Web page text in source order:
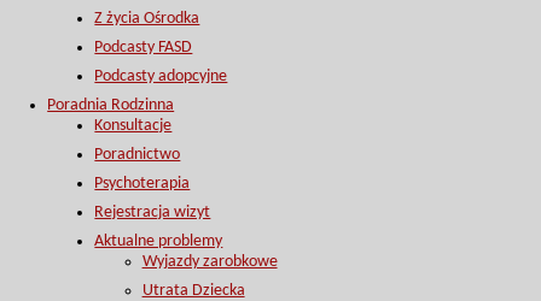
Z życia Ośrodka
Podcasty FASD
Podcasty adopcyjne
Poradnia Rodzinna
Konsultacje
Poradnictwo
Psychoterapia
Rejestracja wizyt
Aktualne problemy
Wyjazdy zarobkowe
Utrata Dziecka